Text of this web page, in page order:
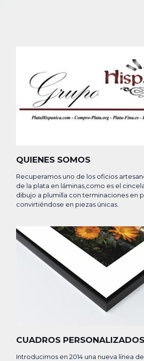
QUIENES SOMOS
Recuperamos uno de los oficios
de la plata en láminas,como es el
dibujo a plumilla con terminaciones en
convirtiéndose en piezas únicas.
CUADROS PERSONALIZADOS
Introducimos en 2014 una nueva línea